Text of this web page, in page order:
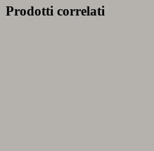
Prodotti correlati